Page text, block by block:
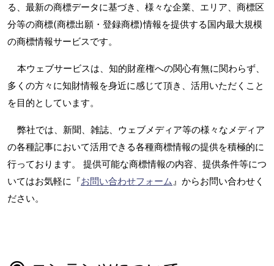
る、最新の商標データに基づき、様々な企業、エリア、商標区
分等の商標(商標出願・登録商標)情報を提供する国内最大規模
の商標情報サービスです。
本ウェブサービスは、知的財産権への関心有無に関わらず、
多くの方々に知財情報を身近に感じて頂き、活用いただくこと
を目的としています。
弊社では、新聞、雑誌、ウェブメディア等の様々なメディア
の各種記事において活用できる各種商標情報の提供を積極的に
行っております。 提供可能な商標情報の内容、提供条件等につ
いてはお気軽に『お問い合わせフォーム 』からお問い合わせく
ださい。